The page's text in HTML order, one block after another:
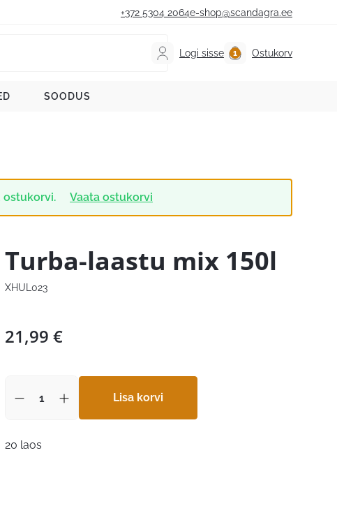
+372 5304 2064e-shop@scandagra.ee
Logi sisse Ostukorv
SOODUS
ostukorvi. Vaata ostukorvi
Turba-laastu mix 150l
XHUL023
21,99 €
Lisa korvi
20 laos